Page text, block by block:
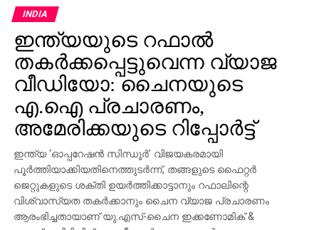
കമ്പിളി വസ്ത്രങ്ങള്‍: 30,00,000, ജാക്കറ്റുകളും
കയ്യുറകളും: 60,00,000, ഷൂസുകള്‍: 67,20,000
ഓക്‌സിജന്‍ സിലിണ്ടറുകള്‍: 16,80,000
ഇങ്ങനെയന്തെല്ലാം..
നമ്മുടെ സൈനികരെ കുറിച്ചല്ല, മറിച്ച് സ്വന്തം
പ്രതിഛായയെക്കുറിച്ച് മാത്രമാണ് പ്രധാനമന്ത്രി
എപ്പോഴും ചിന്തിക്കുന്നത്, രാഹുല്‍ ട്വിറ്റ് ചെയ്തു.
ആഡംപര വിമാനം വാങ്ങിയ വാര്‍ത്ത
പങ്കുവെച്ചായിരുന്നു രാഹുലിന്റെ ട്വീറ്റ്.
കര്‍ഷക റാലിക്കിടെ ട്രാക്ടറില്‍ കുഷ്യന്‍
ഉപയോഗിച്ചെന്ന ബി.ജെ.പി നേതാക്കളുടെ
വിമര്‍ശനത്തിന് കഴിഞ്ഞ ദിവസം രാഹുല്‍ ചുട്ടമറുപടി
INDIA
ഇന്ത്യയുടെ റഫാല്‍
തകര്‍ക്കപ്പെട്ടുവെന്ന വ്യാജ
വീഡിയോ: ചൈനയുടെ
എ.ഐ പ്രചാരണം,
അമേരിക്കയുടെ റിപ്പോര്‍ട്ട്
ഇന്ത്യ ‘ഓപ്പറേഷന്‍ സിന്ധൂര്‍’ വിജയകരമായി
പൂര്‍ത്തിയാക്കിയതിനെത്തുടര്‍ന്ന്, തങ്ങളുടെ ഫൈറ്റര്‍
ജെറ്റുകളുടെ ശക്തി ഉയര്‍ത്തിക്കാട്ടാനും റഫാലിന്റെ
വിശ്വാസ്യത തകര്‍ക്കാനും ചൈന വ്യാജ പ്രചാരണം
ആരംഭിച്ചതായാണ് യു.എസ്-ചൈന ഇക്കണോമിക് &